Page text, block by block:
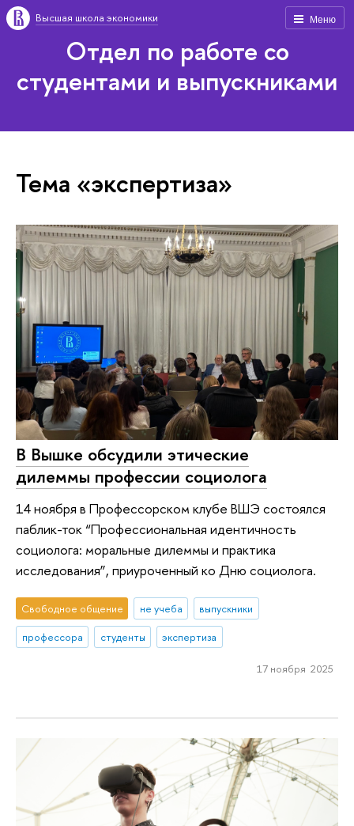
Меню
Высшая школа экономики
Отдел по работе со
студентами и выпускниками
Тема «экспертиза»
В Вышке обсудили этические
дилеммы профессии социолога
14 ноября в Профессорском клубе ВШЭ состоялся
паблик-ток “Профессиональная идентичность
социолога: моральные дилеммы и практика
исследования”, приуроченный ко Дню социолога.
Свободное общение не учеба
выпускники
профессора
студенты экспертиза
17 ноября 2025